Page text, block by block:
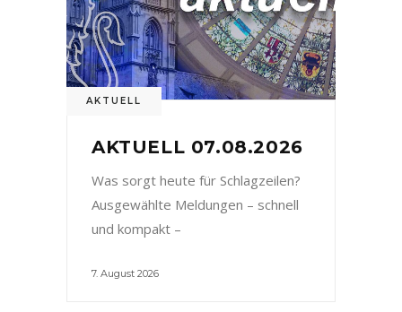
AKTUELL
AKTUELL 07.08.2026
Was sorgt heute für Schlagzeilen?
Ausgewählte Meldungen – schnell
und kompakt –
7. August 2026